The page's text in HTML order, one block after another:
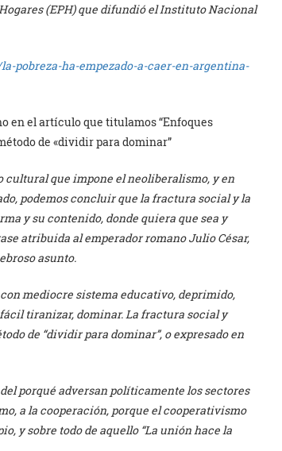
(EPH) que difundió el Instituto Nacional
pobreza-ha-empezado-a-caer-en-argentina-
en el artículo que titulamos “Enfoques
de «dividir para dominar”
cultural que impone el neoliberalismo, y en
podemos concluir que la fractura social y la
y su contenido, donde quiera que sea y
atribuida al emperador romano Julio César,
asunto.
mediocre sistema educativo, deprimido,
tiranizar, dominar. La fractura social y
de “dividir para dominar”, o expresado en
porqué adversan políticamente los sectores
a la cooperación, porque el cooperativismo
y sobre todo de aquello “La unión hace la